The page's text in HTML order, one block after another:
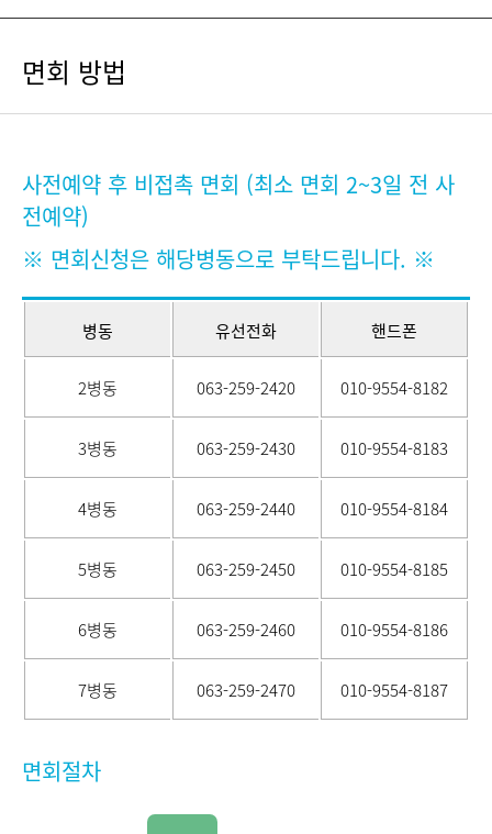
면회 방법
사전예약 후 비접촉 면회 (최소 면회 2~3일 전 사
전예약)
※ 면회신청은 해당병동으로 부탁드립니다. ※
병동 유선전화 핸드폰
2병동 063-259-2420 010-9554-8182
3병동 063-259-2430 010-9554-8183
4병동 063-259-2440 010-9554-8184
5병동 063-259-2450 010-9554-8185
6병동 063-259-2460 010-9554-8186
7병동 063-259-2470 010-9554-8187
면회절차